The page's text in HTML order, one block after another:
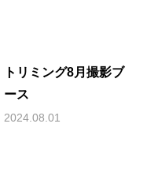
トリミング8月撮影ブ
ース
2024.08.01